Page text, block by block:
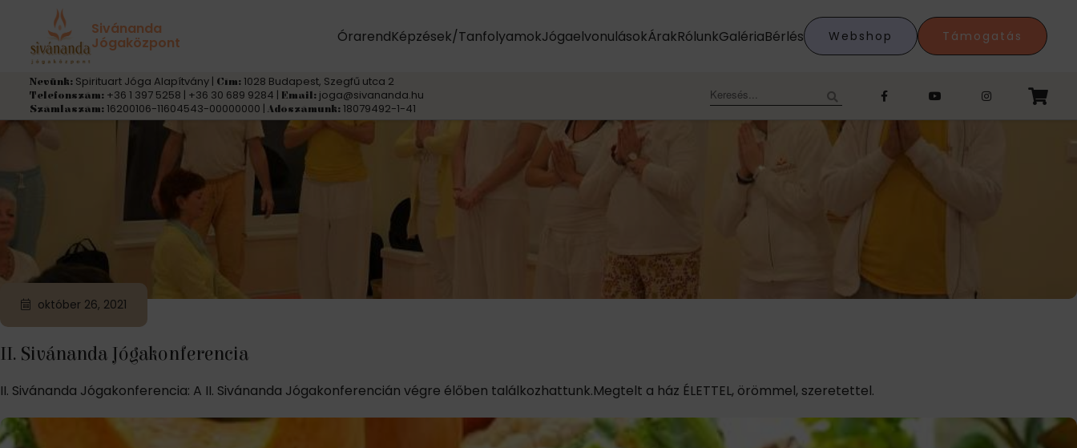
Sivánanda
Jógaközpont ÓrarendKépzések/TanfolyamokJógaelvonulásokÁrakRólunkGalériaBérlés Webshop Támogatás
Nevünk: Spirituart Jóga Alapítvány | Cím: 1028 Budapest, Szegfű utca 2
Telefonszám: +36 1 397 5258 | +36 30 689 9284 | Email: joga@sivananda.hu
Számlaszám: 16200106-11604543-00000000 | Adószámunk: 18079492-1-41
Keresés:
Címke:jógagyakorlás
október 26, 2021
II. Sivánanda Jógakonferencia
II. Sivánanda Jógakonferencia: A II. Sivánanda Jógakonferencián végre élőben találkozhattunk.Megtelt a ház ÉLETTEL, örömmel, szeretettel.